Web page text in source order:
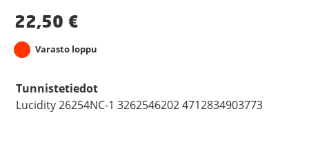
22,50 €
Varasto loppu
Tunnistetiedot
Lucidity 26254NC-1 3262546202 4712834903773